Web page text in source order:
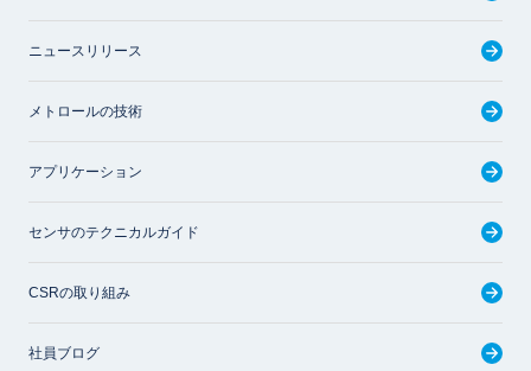
ニュースリリース
メトロールの技術
アプリケーション
センサのテクニカルガイド
CSRの取り組み
社員ブログ